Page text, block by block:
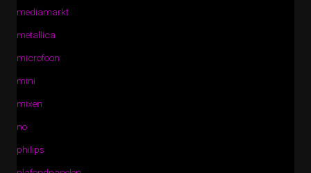
mediamarkt
metallica
microfoon
mini
mixen
no
philips